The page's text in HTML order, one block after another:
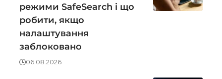
режими SafeSearch і що
робити, якщо
налаштування
заблоковано
06.08.2026